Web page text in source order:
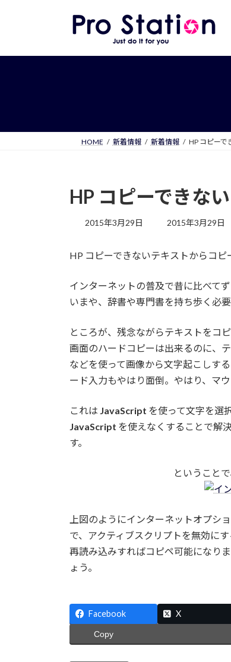
プ
動
HOME 新着情報 新着情報 HP コピーで
HP コピーできな
2015年3月29日
最
新
:
2015年3月29日
HP コピーできないテキストからコピ
インターネットの普及で昔に比べて
いまや、辞書や専門書を持ち歩く必
ところが、残念ながらテキストをコ
画面のハードコピーは出来るのに、
などを使って画像から文字起こしす
ード入力もやはり面倒。やはり、マ
これは JavaScript を使って文字を選
JavaScript を使えなくすることで解
す。
ということ
上図のようにインターネットオプシ
で、アクティブスクリプトを無効に
再読み込みすればコピペ可能になり
ょう。
Facebook X
Copy